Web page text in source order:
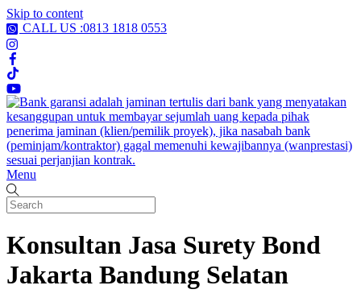
Skip to content
CALL US :0813 1818 0553
Menu
Konsultan Jasa Surety Bond
Jakarta Bandung Selatan